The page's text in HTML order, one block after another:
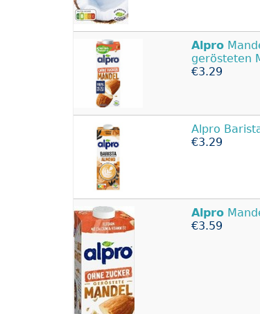
Alpro
gerösteten
€3.29
Alpro
€3.29
Alpro
€3.59